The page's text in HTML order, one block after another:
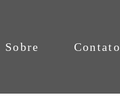
Sobre Contato